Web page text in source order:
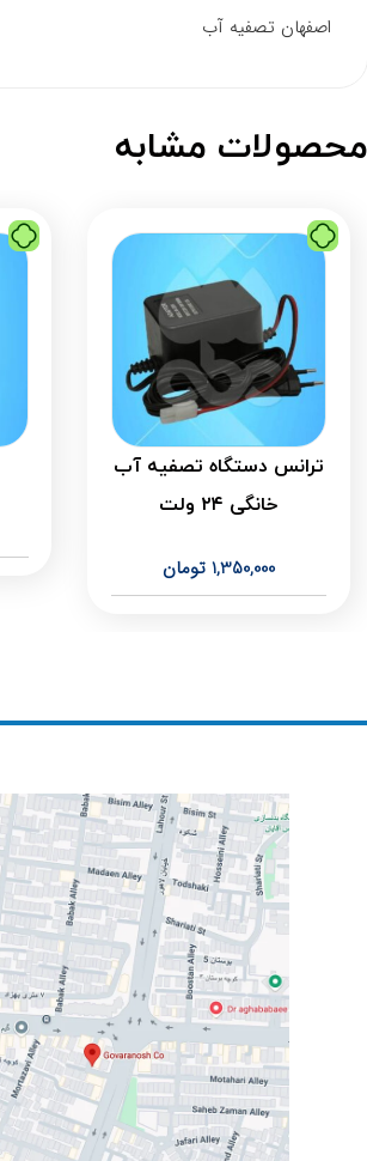
اصفهان تصفیه آب
محصولات مشابه
ترانس دستگاه تصفیه آب
خانگی ۲۴ ولت
1,350,000 تومان